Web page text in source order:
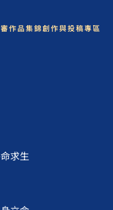
作品集錦創作與投稿專區
求生